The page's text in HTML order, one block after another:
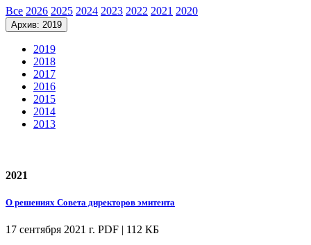
Все 2026 2025 2024 2023 2022 2021 2020
Архив: 2019
2019
2018
2017
2016
2015
2014
2013
2021
О решениях Совета директоров эмитента
17 сентября 2021 г. PDF | 112 КБ